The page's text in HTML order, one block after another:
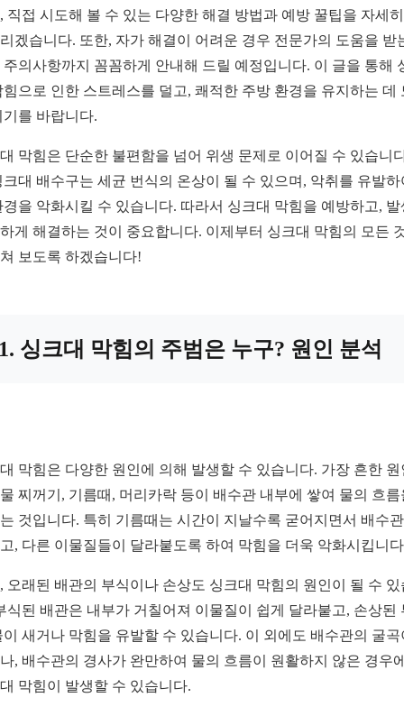
직접 시도해 볼 수 있는 다양한 해결 방법과 예방 꿀팁을 자세
겠습니다. 또한, 자가 해결이 어려운 경우 전문가의 도움을 받
주의사항까지 꼼꼼하게 안내해 드릴 예정입니다. 이 글을 통해
힘으로 인한 스트레스를 덜고, 쾌적한 주방 환경을 유지하는 데
기를 바랍니다.
막힘은 단순한 불편함을 넘어 위생 문제로 이어질 수 있습니
크대 배수구는 세균 번식의 온상이 될 수 있으며, 악취를 유발하
경을 악화시킬 수 있습니다. 따라서 싱크대 막힘을 예방하고, 발
게 해결하는 것이 중요합니다. 이제부터 싱크대 막힘의 모든
보도록 하겠습니다!
싱크대 막힘의 주범은 누구? 원인 분석
막힘은 다양한 원인에 의해 발생할 수 있습니다. 가장 흔한 원
찌꺼기, 기름때, 머리카락 등이 배수관 내부에 쌓여 물의 흐름
것입니다. 특히 기름때는 시간이 지날수록 굳어지면서 배수
, 다른 이물질들이 달라붙도록 하여 막힘을 더욱 악화시킵니
오래된 배관의 부식이나 손상도 싱크대 막힘의 원인이 될 수 있
식된 배관은 내부가 거칠어져 이물질이 쉽게 달라붙고, 손상된
이 새거나 막힘을 유발할 수 있습니다. 이 외에도 배수관의 굴곡
, 배수관의 경사가 완만하여 물의 흐름이 원활하지 않은 경우
막힘이 발생할 수 있습니다.